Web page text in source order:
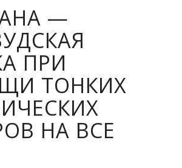
—
ПРИ
ТОНКИХ
НА ВСЕ